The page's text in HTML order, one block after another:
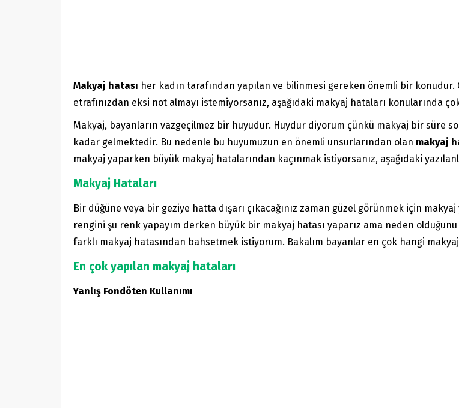
Makyaj hatası her kadın tarafından yapılan ve bilinmesi gereken önemli bir konudur.
etrafınızdan eksi not almayı istemiyorsanız, aşağıdaki makyaj hataları konularında
Makyaj, bayanların vazgeçilmez bir huyudur. Huydur diyorum çünkü makyaj bir süre
kadar gelmektedir. Bu nedenle bu huyumuzun en önemli unsurlarından olan makyaj
makyaj yaparken büyük makyaj hatalarından kaçınmak istiyorsanız, aşağıdaki
Makyaj Hataları
Bir düğüne veya bir geziye hatta dışarı çıkacağınız zaman güzel görünmek için
rengini şu renk yapayım derken büyük bir makyaj hatası yaparız ama neden
farklı makyaj hatasından bahsetmek istiyorum. Bakalım bayanlar en çok hangi makyaj
En çok yapılan makyaj hataları
Yanlış Fondöten Kullanımı